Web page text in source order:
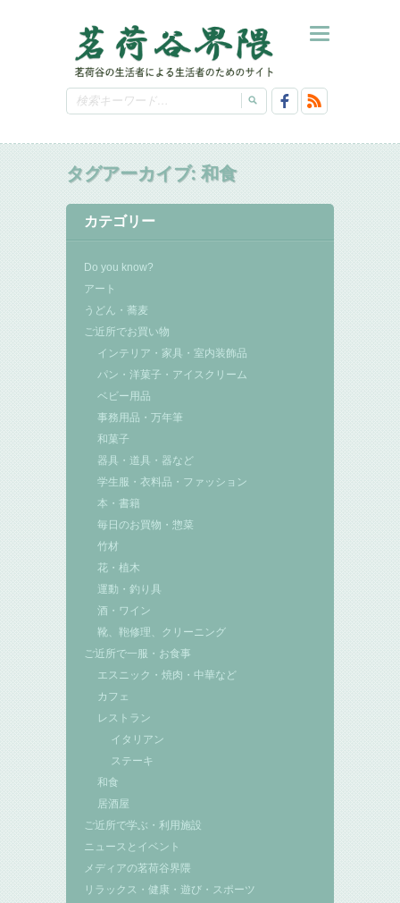
タグアーカイブ: 和食
カテゴリー
Do you know?
アート
うどん・蕎麦
ご近所でお買い物
インテリア・家具・室内装飾品
パン・洋菓子・アイスクリーム
ベビー用品
事務用品・万年筆
和菓子
器具・道具・器など
学生服・衣料品・ファッション
本・書籍
毎日のお買物・惣菜
竹材
花・植木
運動・釣り具
酒・ワイン
靴、鞄修理、クリーニング
ご近所で一服・お食事
エスニック・焼肉・中華など
カフェ
レストラン
イタリアン
ステーキ
和食
居酒屋
ご近所で学ぶ・利用施設
ニュースとイベント
メディアの茗荷谷界隈
リラックス・健康・遊び・スポーツ